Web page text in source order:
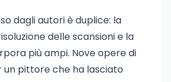
dagli autori è duplice: la
delle scansioni e la
più ampi. Nove opere di
pittore che ha lasciato